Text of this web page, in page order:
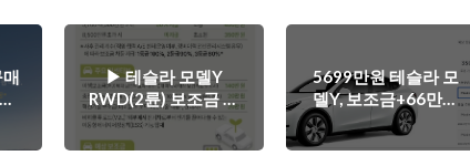
▶ 테슬라 모델Y
RWD(2륜) 보조금 수
령 액수. 중국산 LFP라
서 100%는 못 받습니
5699만원 테슬라 모
델Y, 보조금+66만원
추가 할인 받고 올해
안에 받으려면?